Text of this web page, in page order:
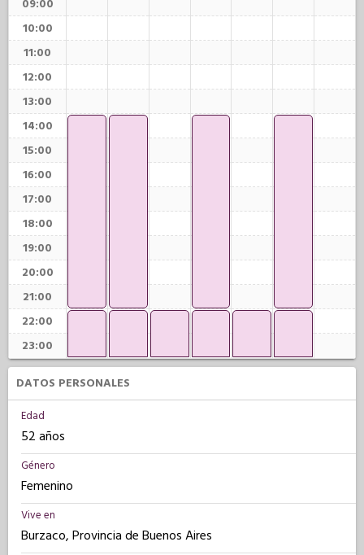
09:00
10:00
11:00
12:00
13:00
14:00
15:00
16:00
17:00
18:00
19:00
20:00
21:00
22:00
23:00
DATOS PERSONALES
Edad
52 años
Género
Femenino
Vive en
Burzaco, Provincia de Buenos Aires